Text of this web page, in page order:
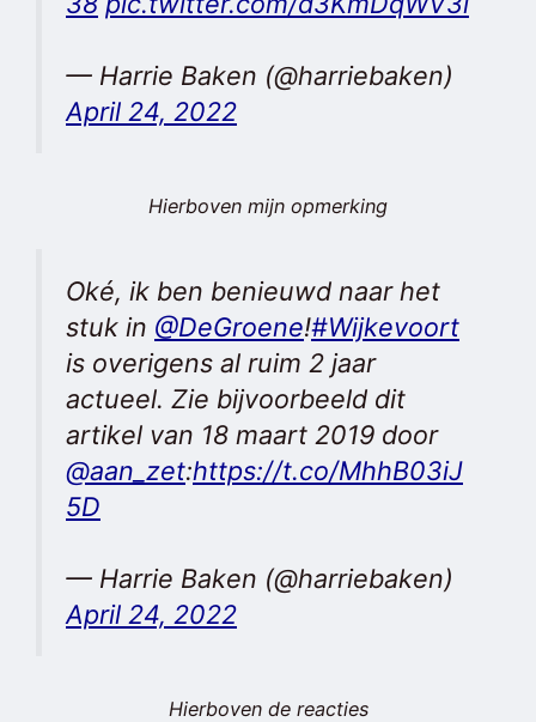
— Harrie Baken (@harriebaken)
April 24, 2022
Hierboven mijn opmerking
Oké, ik ben benieuwd naar het
stuk in @DeGroene!#Wijkevoort
is overigens al ruim 2 jaar
actueel. Zie bijvoorbeeld dit
artikel van 18 maart 2019 door
@aan_zet:https://t.co/MhhB03iJ
5D
— Harrie Baken (@harriebaken)
April 24, 2022
Hierboven de reacties